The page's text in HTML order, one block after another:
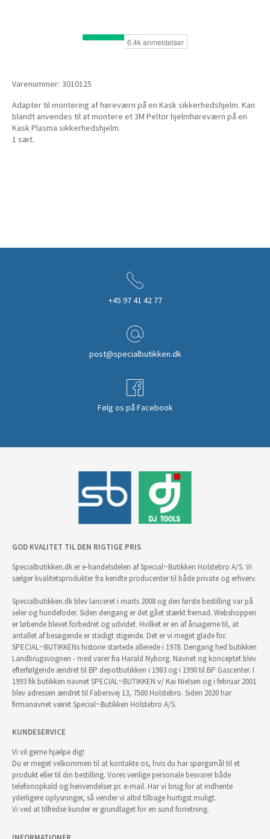
Varenummer: 3010125
Adapter til montering af høreværn på en Kask sikkerhedshjelm. Kan
blandt anvendes til at montere et 3M Peltor hjelmhøreværn på en
Kask Plasma sikkerhedshjelm.
1 sæt.
+45 97 41 42 77
post@specialbutikken.dk
Følg os på Facebook
GOD KVALITET TIL DEN RIGTIGE PRIS
Specialbutikken.dk er e-handelsdelen af Special~Butikken Holstebro A/S. Vi
sælger kvalitetsprodukter fra kendte producenter til både private og erhverv.
Specialbutikken.dk blev lanceret i marts 2008 og den første bestilling var på
seler og hundefoder. Siden dengang er det gået stærkt fremad. Webshoppen
er løbende blevet forbedret og udvidet. Hvilket er en af årsagerne til, at
antallet af besøgende er stadigt stigende. Det er vi meget glade for.
SPECIAL~BUTIKKENs historie startede allerede i 1978. Dengang hed butikken
Landbrugsvognen - med varer fra Harald Nyborg. Navnet og konceptet blev
efterfølgende ændret til BP depotbutikken i 1983 og i 1990 til BP Gascenter. I
1993 fik butikken navnet SPECIAL~BUTIKKEN v/ Kai Nielsen og i februar 2001
blev adressen ændret til Fabersvej 13, 7500 Holstebro. Siden 2020 har
firmanavnet været Special~Butikken Holstebro A/S.
KUNDESERVICE
Vi vil gerne hjælpe dig!
Du er meget velkommen til at kontakte os, hvis du har spørgsmål til et
produkt eller til din bestilling. Vores venlige personale besvarer både
telefonopkald og henvendelser pr. e-mail. Har vi brug for at indhente
yderligere oplysninger, så vender vi altid tilbage hurtigst muligt.
Vi ved at tilfredse kunder er grundlaget for en sund forretning.